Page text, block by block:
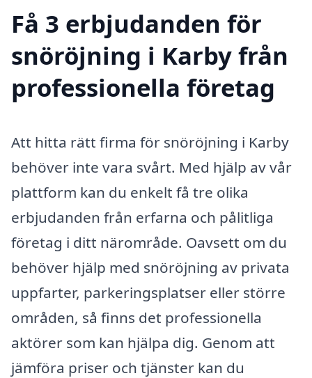
Få 3 erbjudanden för
snöröjning i Karby från
professionella företag
Att hitta rätt firma för snöröjning i Karby
behöver inte vara svårt. Med hjälp av vår
plattform kan du enkelt få tre olika
erbjudanden från erfarna och pålitliga
företag i ditt närområde. Oavsett om du
behöver hjälp med snöröjning av privata
uppfarter, parkeringsplatser eller större
områden, så finns det professionella
aktörer som kan hjälpa dig. Genom att
jämföra priser och tjänster kan du